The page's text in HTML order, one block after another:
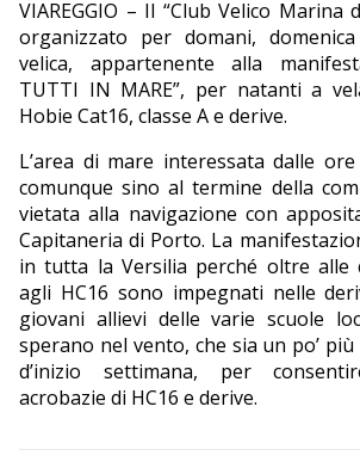
VIAREGGIO – Il “Club Velico Marina
organizzato per domani,
velica, appartenente alla
TUTTI IN MARE”, per natanti a
Hobie Cat16, classe A e derive.
L’area di mare interessata dalle
comunque sino al termine della
vietata alla navigazione con
Capitaneria di Porto. La
in tutta la Versilia perché oltre alle
agli HC16 sono impegnati nelle
giovani allievi delle varie scuole
sperano nel vento, che sia un po’
d’inizio settimana, per
acrobazie di HC16 e derive.